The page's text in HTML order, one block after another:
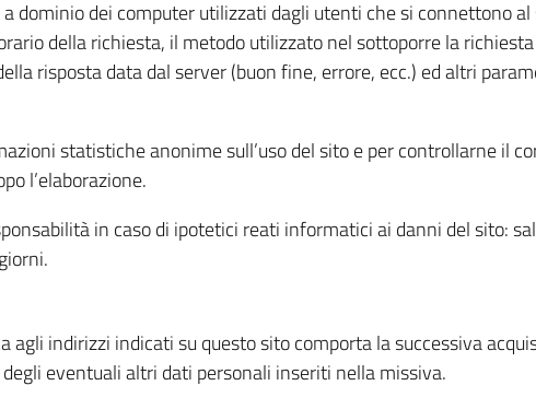
dominio dei computer utilizzati dagli utenti che si connettono
della richiesta, il metodo utilizzato nel sottoporre la
risposta data dal server (buon fine, errore, ecc.) ed altri
statistiche anonime sull’uso del sito e per controllarne il
l’elaborazione.
in caso di ipotetici reati informatici ai danni del sito:
indirizzi indicati su questo sito comporta la successiva
eventuali altri dati personali inseriti nella missiva.